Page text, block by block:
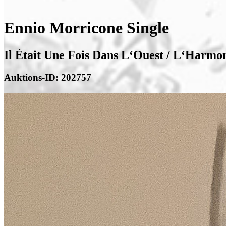
Ennio Morricone Single
Il Était Une Fois Dans L‘Ouest /
Auktions-ID: 202757